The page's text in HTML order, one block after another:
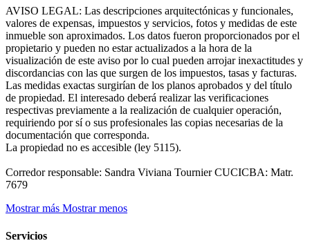
AVISO LEGAL: Las descripciones arquitectónicas y funcionales,
valores de expensas, impuestos y servicios, fotos y medidas de este
inmueble son aproximados. Los datos fueron proporcionados por el
propietario y pueden no estar actualizados a la hora de la
visualización de este aviso por lo cual pueden arrojar inexactitudes y
discordancias con las que surgen de los impuestos, tasas y facturas.
Las medidas exactas surgirían de los planos aprobados y del título
de propiedad. El interesado deberá realizar las verificaciones
respectivas previamente a la realización de cualquier operación,
requiriendo por sí o sus profesionales las copias necesarias de la
documentación que corresponda.
La propiedad no es accesible (ley 5115).
Corredor responsable: Sandra Viviana Tournier CUCICBA: Matr.
7679
Mostrar más Mostrar menos
Servicios